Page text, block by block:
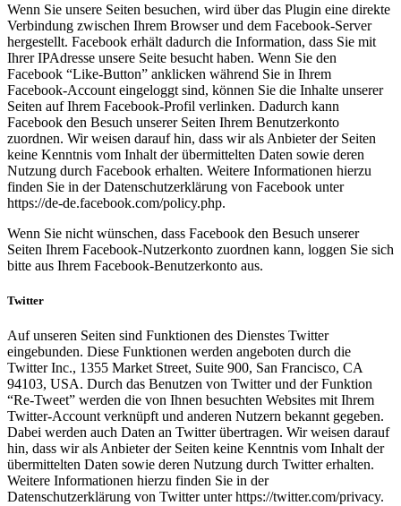
Wenn Sie unsere Seiten besuchen, wird über das Plugin eine direkte
Verbindung zwischen Ihrem Browser und dem Facebook-Server
hergestellt. Facebook erhält dadurch die Information, dass Sie mit
Ihrer IPAdresse unsere Seite besucht haben. Wenn Sie den
Facebook “Like-Button” anklicken während Sie in Ihrem
Facebook-Account eingeloggt sind, können Sie die Inhalte unserer
Seiten auf Ihrem Facebook-Profil verlinken. Dadurch kann
Facebook den Besuch unserer Seiten Ihrem Benutzerkonto
zuordnen. Wir weisen darauf hin, dass wir als Anbieter der Seiten
keine Kenntnis vom Inhalt der übermittelten Daten sowie deren
Nutzung durch Facebook erhalten. Weitere Informationen hierzu
finden Sie in der Datenschutzerklärung von Facebook unter
https://de-de.facebook.com/policy.php.
Wenn Sie nicht wünschen, dass Facebook den Besuch unserer
Seiten Ihrem Facebook-Nutzerkonto zuordnen kann, loggen Sie sich
bitte aus Ihrem Facebook-Benutzerkonto aus.
Twitter
Auf unseren Seiten sind Funktionen des Dienstes Twitter
eingebunden. Diese Funktionen werden angeboten durch die
Twitter Inc., 1355 Market Street, Suite 900, San Francisco, CA
94103, USA. Durch das Benutzen von Twitter und der Funktion
“Re-Tweet” werden die von Ihnen besuchten Websites mit Ihrem
Twitter-Account verknüpft und anderen Nutzern bekannt gegeben.
Dabei werden auch Daten an Twitter übertragen. Wir weisen darauf
hin, dass wir als Anbieter der Seiten keine Kenntnis vom Inhalt der
übermittelten Daten sowie deren Nutzung durch Twitter erhalten.
Weitere Informationen hierzu finden Sie in der
Datenschutzerklärung von Twitter unter https://twitter.com/privacy.